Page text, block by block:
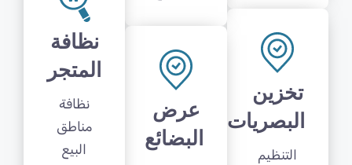
تخزين
البصريات
التنظيم
عرض
البضائع
نظافة
المتجر
نظافة
مناطق
البيع